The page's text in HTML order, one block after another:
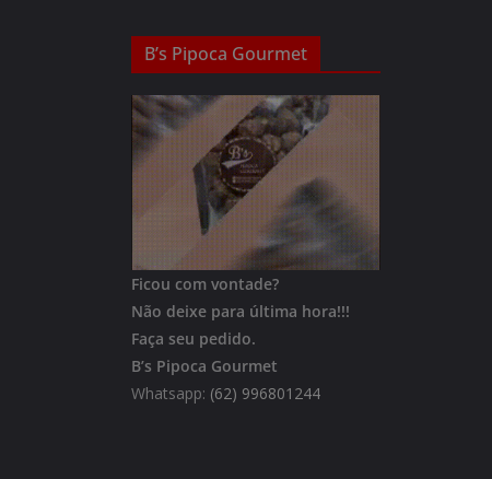
B’s Pipoca Gourmet
Ficou com vontade?
Não deixe para última hora!!!
Faça seu pedido.
B’s Pipoca Gourmet
Whatsapp: (62) 996801244